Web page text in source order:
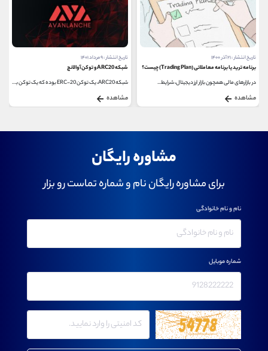
تاریخ انتشار : ۲۱ آذر ۱۴۰۰
برنامه ترید یا برنامه معاملاتی (Trading Plan) چیست؟
در بازارهای مالی همچون بازار ارز دیجیتال، شرایط...
مشاهده
تاریخ انتشار : ۹ مرداد ۱۴۰۱
شبکه ARC20 و توکن آوالانچ
شبکه ARC20، یک توکن ERC-20 بوده که یک توکن بومی رپد...
مشاهده
مشاوره رایگان
برای مشاوره رایگان نام و شماره تماست رو بزار
نام و نام خانوادگی
شماره موبایل